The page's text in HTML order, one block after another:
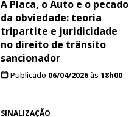
A Placa, o Auto e o pecado
da obviedade: teoria
tripartite e juridicidade
no direito de trânsito
sancionador
Publicado 06/04/2026às 18h00
SINALIZAÇÃO